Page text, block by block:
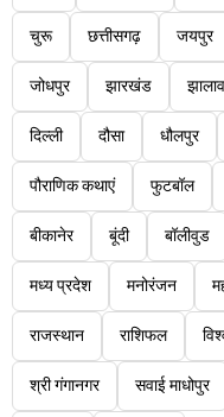
चुरू छत्तीसगढ़ जयपुर
जोधपुर झारखंड
दिल्ली दौसा धौलपुर
पौराणिक कथाएं फुटबॉल
बीकानेर बूंदी बॉलीवुड
मध्य प्रदेश मनोरंजन
राजस्थान राशिफल
श्री गंगानगर सवाई माधोपुर